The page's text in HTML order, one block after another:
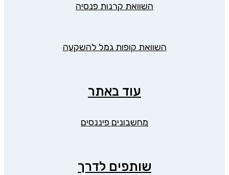
השוואת קרנות פנסיה
השוואת קופות גמל להשקעה
עוד באתר
מחשבונים פיננסים
שותפים לדרך